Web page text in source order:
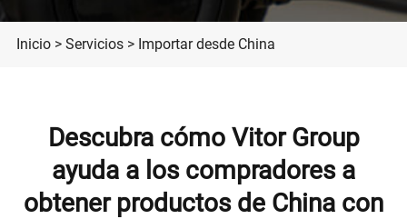
Inicio> Servicios> Importar desde China
Descubra cómo Vitor Group
ayuda a los compradores a
obtener productos de China con